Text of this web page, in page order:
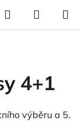
Hledat
KOŠÍK
4+1
výběru a 5.